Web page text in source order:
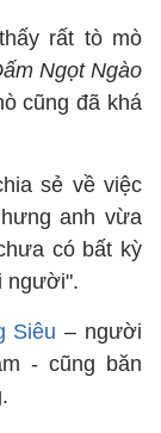
rất tò mò
Ngọt Ngào
cũng đã khá
sẻ về việc
anh vừa
có bất kỳ
người".
Siêu – người
- cũng băn